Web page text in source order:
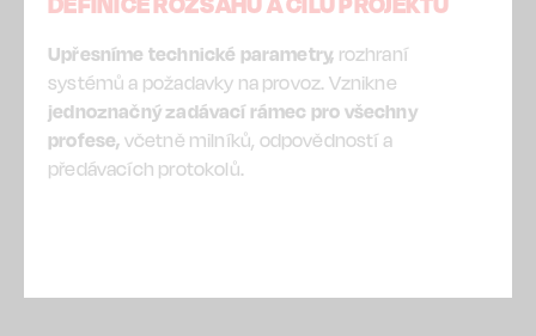
Upřesníme technické parametry, rozhraní
systémů a požadavky na provoz. Vznikne
jednoznačný zadávací rámec pro všechny
profese, včetně milníků, odpovědností a
předávacích protokolů.